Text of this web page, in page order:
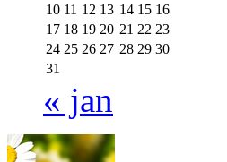
10 11 12 13 14 15 16
17 18 19 20 21 22 23
24 25 26 27 28 29 30
31
« jan